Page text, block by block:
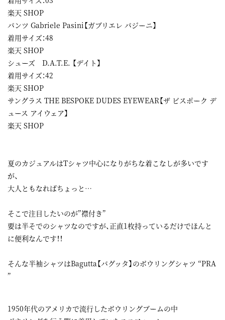
楽天 SHOP
パンツ Gabriele Pasini【ガブリエレ パジーニ】
着用サイズ：48
楽天 SHOP
シューズ D.A.T.E. 【デイト】
着用サイズ：42
楽天 SHOP
サングラス THE BESPOKE DUDES EYEWEAR【ザ ビスポーク デ
ュース アイウェア】
楽天 SHOP
夏のカジュアルはTシャツ中心になりがちな着こなしが多いです
が、
大人ともなればちょっと…
そこで注目したいのが”襟付き”
要は半そでのシャツなのですが、正直1枚持っているだけでほんと
に便利なんです！！
そんな半袖シャツはBagutta【バグッタ】のボウリングシャツ “PRA
”
1950年代のアメリカで流行したボウリングブームの中